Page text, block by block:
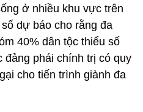
ở nhiều khu vực trên
dự báo cho rằng đa
40% dân tộc thiểu số
đảng phái chính trị có quy
cho tiến trình giành đa